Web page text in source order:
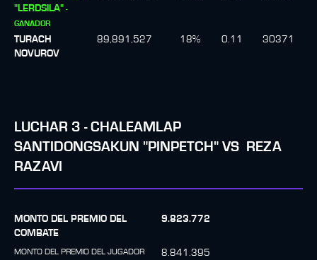
"LERDSILA" -
GANADOR
TURACH
NOVUROV
89,891,527 18% 0.11 30371
LUCHAR 3 - CHALEAMLAP
SANTIDONGSAKUN "PINPETCH" VS
REZA
RAZAVI
MONTO DEL PREMIO DEL
COMBATE
9.823.772
MONTO DEL PREMIO DEL JUGADOR 8.841.395